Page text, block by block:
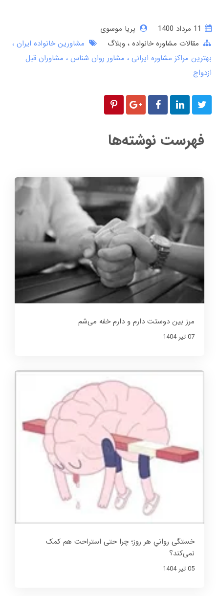
پریا موسوی
مقالات مشاوره خانواده وبلاگ
مشاورین خانواده ایران
بهترین مراکز مشاوره ایرانی
مشاور روان شناس
مشاوران قبل
ازدواج
فهرست نوشته‌ها
مرز بین دوستت دارم و دارم خفه می‌شم
07 تير 1404
خستگی روانیِ هر روز؛ چرا حتی استراحت هم کمک
نمی‌کند؟
05 تير 1404